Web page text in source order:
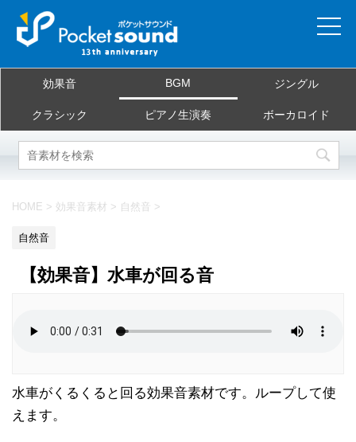
当サイトについて
ご利用規約
お問合せ
効果音 BGM ジングル
クラシック ピアノ生演奏 ボーカロイド
HOME > 効果音素材 > 自然音 >
自然音
【効果音】水車が回る音
水車がくるくると回る効果音素材です。ループして使
えます。